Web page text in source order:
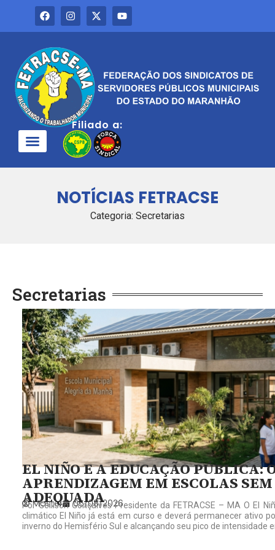
Filiado a:
NOTÍCIAS FETRACSE
Categoria: Secretarias
Secretarias
EL NIÑO E A EDUCAÇÃO PÚBLICA:
APRENDIZAGEM EM ESCOLAS
ADEQUADA
Master 05/08/2026
Por Gelilson Gonçalves Presidente da FETRACSE – MA O El
climático El Niño já está em curso e deverá permanecer ativo
inverno do Hemisfério Sul e alcançando seu pico de intensidade